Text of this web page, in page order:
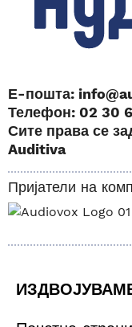
Е-пошта:
Телефон: 02 30
Сите права се
Auditiva
Пријатели на